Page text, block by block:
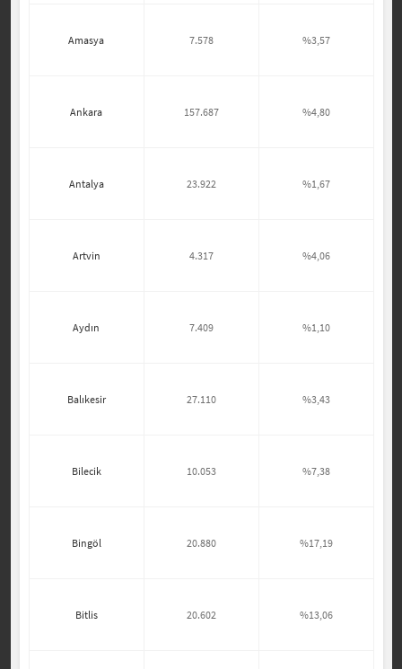
Amasya 7.578 %3,57
Ankara 157.687 %4,80
Antalya 23.922 %1,67
Artvin 4.317 %4,06
Aydın 7.409 %1,10
Balıkesir 27.110 %3,43
Bilecik 10.053 %7,38
Bingöl 20.880 %17,19
Bitlis 20.602 %13,06